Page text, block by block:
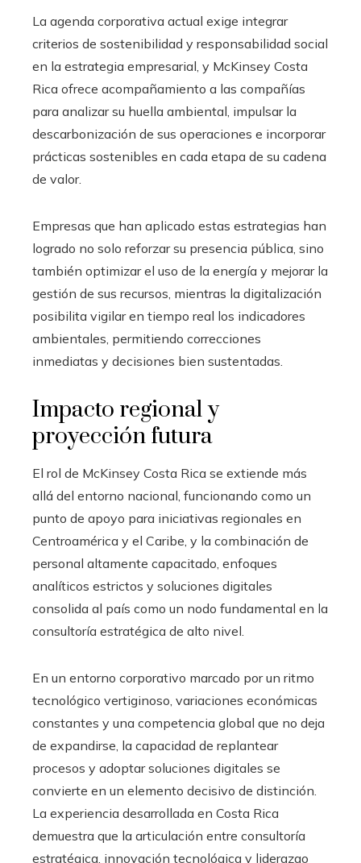
La agenda corporativa actual exige integrar
criterios de sostenibilidad y responsabilidad social
en la estrategia empresarial, y McKinsey Costa
Rica ofrece acompañamiento a las compañías
para analizar su huella ambiental, impulsar la
descarbonización de sus operaciones e incorporar
prácticas sostenibles en cada etapa de su cadena
de valor.
Empresas que han aplicado estas estrategias han
logrado no solo reforzar su presencia pública, sino
también optimizar el uso de la energía y mejorar la
gestión de sus recursos, mientras la digitalización
posibilita vigilar en tiempo real los indicadores
ambientales, permitiendo correcciones
inmediatas y decisiones bien sustentadas.
Impacto regional y
proyección futura
El rol de McKinsey Costa Rica se extiende más
allá del entorno nacional, funcionando como un
punto de apoyo para iniciativas regionales en
Centroamérica y el Caribe, y la combinación de
personal altamente capacitado, enfoques
analíticos estrictos y soluciones digitales
consolida al país como un nodo fundamental en la
consultoría estratégica de alto nivel.
En un entorno corporativo marcado por un ritmo
tecnológico vertiginoso, variaciones económicas
constantes y una competencia global que no deja
de expandirse, la capacidad de replantear
procesos y adoptar soluciones digitales se
convierte en un elemento decisivo de distinción.
La experiencia desarrollada en Costa Rica
demuestra que la articulación entre consultoría
estratégica, innovación tecnológica y liderazgo